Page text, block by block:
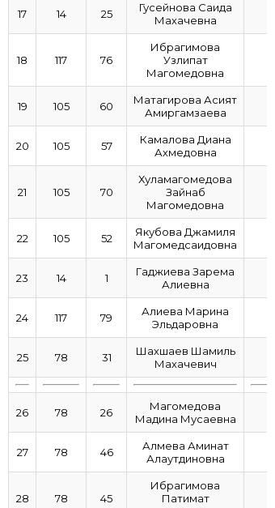
17 14 25
Гусейнова Саида
Махачевна
18 117 76
Ибрагимова
Узлипат
Магомедовна
19 105 60
Матагирова Асият
Амиргамзаева
20 105 57
Камалова Диана
Ахмедовна
21 105 70
Хуламагомедова
Зайнаб
Магомедовна
22 105 52
Якубова Джамиля
Магомедсаидовна
23 14 1
Гаджиева Зарема
Алиевна
24 117 79
Алиева Марина
Эльдаровна
25 78 31
Шахшаев Шамиль
Махачевич
26 78 26
Магомедова
Мадина Мусаевна
27 78 46
Алмева Аминат
Алаутдиновна
28 78 45
Ибрагимова
Патимат